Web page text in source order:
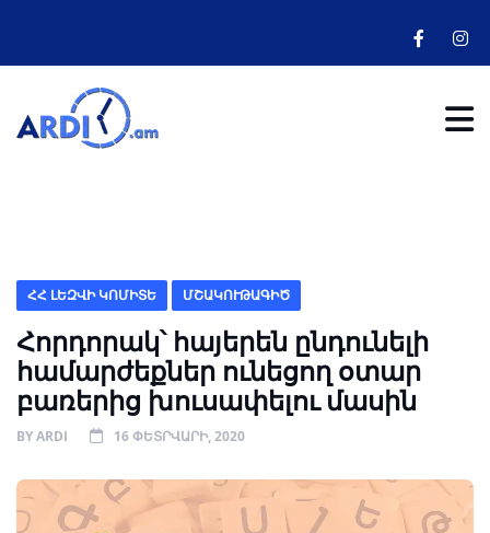
ՀՀ ԼԵԶՎԻ ԿՈՄԻՏԵ ՄՇԱԿՈՒԹԱԳԻԾ
Հորդորակ՝ հայերեն ընդունելի
համարժեքներ ունեցող օտար
բառերից խուսափելու մասին
BYARDI 16 ՓԵՏՐՎԱՐԻ, 2020